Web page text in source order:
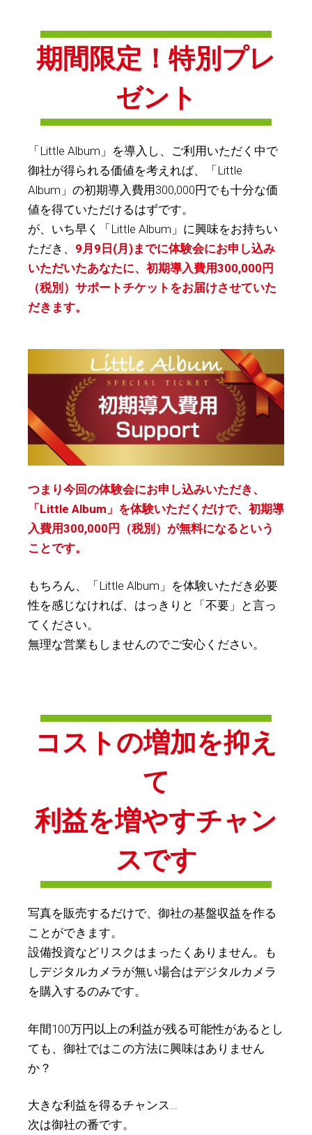
期間限定！特別プレ
ゼント
「Little Album」を導入し、ご利用いただく中で
御社が得られる価値を考えれば、「Little
Album」の初期導入費用300,000円でも十分な価
値を得ていただけるはずです。
が、いち早く「Little Album」に興味をお持ちい
ただき、 9月9日(月)までに体験会にお申し込み
いただいたあなたに、初期導入費用300,000円
（税別）サポートチケットをお届けさせていた
だきます。
つまり今回の体験会にお申し込みいただき、
「Little Album」を体験いただくだけで、初期導
入費用300,000円（税別）が無料になるという
ことです。
もちろん、「Little Album」を体験いただき必要
性を感じなければ、はっきりと「不要」と言っ
てください。
無理な営業もしませんのでご安心ください。
コストの増加を抑え
て
利益を増やすチャン
スです
写真を販売するだけで、御社の基盤収益を作る
ことができます。
設備投資などリスクはまったくありません。も
しデジタルカメラが無い場合はデジタルカメラ
を購入するのみです。
年間100万円以上の利益が残る可能性があるとし
ても、御社ではこの方法に興味はありません
か？
大きな利益を得るチャンス…
次は御社の番です。